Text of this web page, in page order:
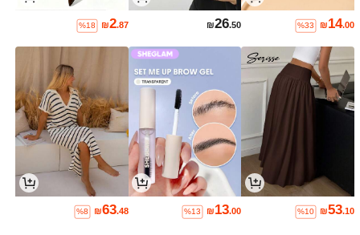
₪14.00
%33
₪26.50
₪2.87
%18
₪53.10
%10
₪13.00
%13
₪63.48
%8